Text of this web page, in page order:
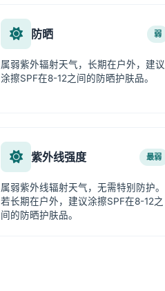
防晒 弱
属弱紫外辐射天气，长期在户外，建议
涂擦SPF在8-12之间的防晒护肤品。
紫外线强度 最弱
属弱紫外线辐射天气，无需特别防护。
若长期在户外，建议涂擦SPF在8-12之
间的防晒护肤品。